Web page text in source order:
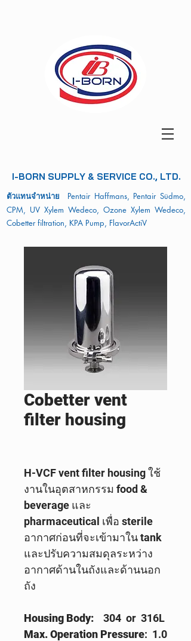
I-BORN SUPPLY & SERVICE CO., LTD.
ตัวแทนจำหน่าย Pentair Haffmans, Pentair Südmo,
CPM, UV Xylem Wedeco, Ozone Xylem Wedeco,
Cobetter filtration, KPA Pump, FlavorActiV
Cobetter vent
filter housing
H-VCF vent filter housing ใช้
งานในอุตสาหกรรม food &
beverage และ
pharmaceutical เพื่อ sterile
อากาศก่อนที่จะเข้ามาใน tank
และปรับความสมดุลระหว่าง
อากาศด้านในถังและด้านนอก
ถัง
Housing Body:
304 or 316L
Max. Operation Pressure: 1.0